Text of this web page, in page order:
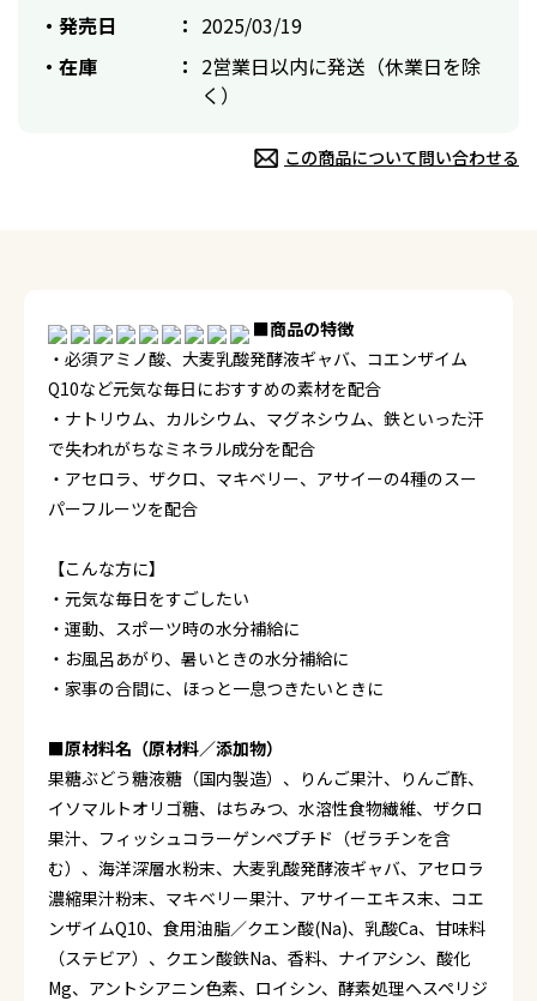
発売日
2025/03/19
在庫
2営業日以内に発送（休業日を除
く）
この商品について問い合わせる
■商品の特徴
・必須アミノ酸、大麦乳酸発酵液ギャバ、コエンザイム
Q10など元気な毎日におすすめの素材を配合
・ナトリウム、カルシウム、マグネシウム、鉄といった汗
で失われがちなミネラル成分を配合
・アセロラ、ザクロ、マキベリー、アサイーの4種のスー
パーフルーツを配合
【こんな方に】
・元気な毎日をすごしたい
・運動、スポーツ時の水分補給に
・お風呂あがり、暑いときの水分補給に
・家事の合間に、ほっと一息つきたいときに
■原材料名（原材料／添加物）
果糖ぶどう糖液糖（国内製造）、りんご果汁、りんご酢、
イソマルトオリゴ糖、はちみつ、水溶性食物繊維、ザクロ
果汁、フィッシュコラーゲンペプチド（ゼラチンを含
む）、海洋深層水粉末、大麦乳酸発酵液ギャバ、アセロラ
濃縮果汁粉末、マキベリー果汁、アサイーエキス末、コエ
ンザイムQ10、食用油脂／クエン酸(Na)、乳酸Ca、甘味料
（ステビア）、クエン酸鉄Na、香料、ナイアシン、酸化
Mg、アントシアニン色素、ロイシン、酵素処理ヘスペリジ